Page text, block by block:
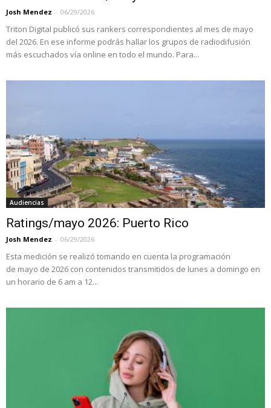
Josh Mendez - 06/29/2026
Triton Digital publicó sus rankers correspondientes al mes de mayo
del 2026. En ese informe podrás hallar los grupos de radiodifusión
más escuchados vía online en todo el mundo. Para...
Audiencias
Ratings/mayo 2026: Puerto Rico
Josh Mendez - 06/29/2026
Esta medición se realizó tomando en cuenta la programación
de mayo de 2026 con contenidos transmitidos de lunes a domingo en
un horario de 6 am a 12...